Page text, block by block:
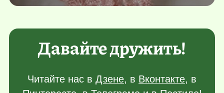
Давайте дружить!
Читайте нас в Дзене, в Вконтакте, в